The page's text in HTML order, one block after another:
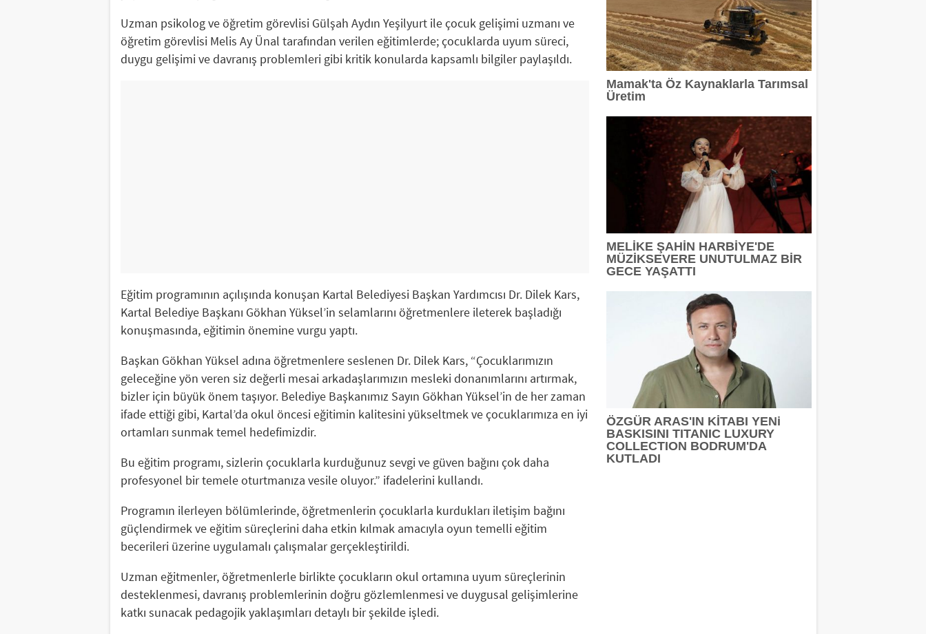
Uzman psikolog ve öğretim görevlisi Gülşah Aydın Yeşilyurt ile çocuk gelişimi uzmanı ve
öğretim görevlisi Melis Ay Ünal tarafından verilen eğitimlerde; çocuklarda uyum süreci,
duygu gelişimi ve davranış problemleri gibi kritik konularda kapsamlı bilgiler paylaşıldı.
Eğitim programının açılışında konuşan Kartal Belediyesi Başkan Yardımcısı Dr. Dilek Kars,
Kartal Belediye Başkanı Gökhan Yüksel’in selamlarını öğretmenlere ileterek başladığı
konuşmasında, eğitimin önemine vurgu yaptı.
Başkan Gökhan Yüksel adına öğretmenlere seslenen Dr. Dilek Kars, “Çocuklarımızın
geleceğine yön veren siz değerli mesai arkadaşlarımızın mesleki donanımlarını artırmak,
bizler için büyük önem taşıyor. Belediye Başkanımız Sayın Gökhan Yüksel’in de her zaman
ifade ettiği gibi, Kartal’da okul öncesi eğitimin kalitesini yükseltmek ve çocuklarımıza en iyi
ortamları sunmak temel hedefimizdir.
Bu eğitim programı, sizlerin çocuklarla kurduğunuz sevgi ve güven bağını çok daha
profesyonel bir temele oturtmanıza vesile oluyor.” ifadelerini kullandı.
Programın ilerleyen bölümlerinde, öğretmenlerin çocuklarla kurdukları iletişim bağını
güçlendirmek ve eğitim süreçlerini daha etkin kılmak amacıyla oyun temelli eğitim
becerileri üzerine uygulamalı çalışmalar gerçekleştirildi.
Uzman eğitmenler, öğretmenlerle birlikte çocukların okul ortamına uyum süreçlerinin
desteklenmesi, davranış problemlerinin doğru gözlemlenmesi ve duygusal gelişimlerine
katkı sunacak pedagojik yaklaşımları detaylı bir şekilde işledi.
Mamak'ta Öz Kaynaklarla Tarımsal
Üretim
MELİKE ŞAHİN HARBİYE'DE
MÜZİKSEVERE UNUTULMAZ BİR
GECE YAŞATTI
ÖZGÜR ARAS'IN KİTABI YENi
BASKISINI TITANIC LUXURY
COLLECTION BODRUM'DA
KUTLADI